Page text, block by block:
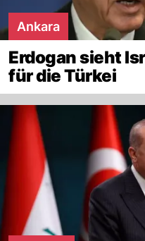
Ankara
Erdogan sieht
für die Türkei